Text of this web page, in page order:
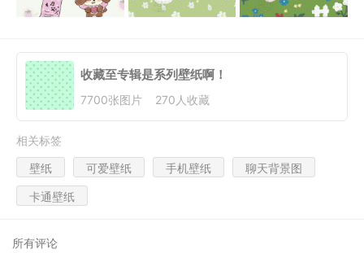
收藏至专辑是系列壁纸啊！
7700张图片 270 人收藏
相关标签
壁纸 可爱壁纸 手机壁纸 聊天背景图
卡通壁纸
所有评论